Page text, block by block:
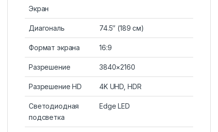
Экран
Диагональ 74.5″ (189 см)
Формат экрана 16:9
Разрешение 3840×2160
Разрешение HD 4K UHD, HDR
Светодиодная
подсветка
Edge LED